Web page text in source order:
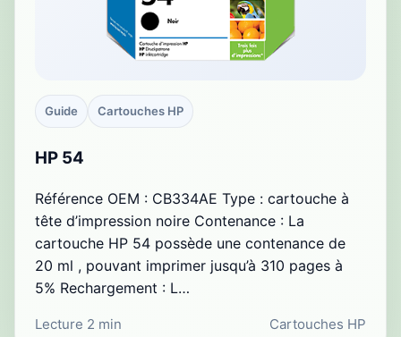
Guide Cartouches HP
HP 54
Référence OEM : CB334AE Type : cartouche à
tête d’impression noire Contenance : La
cartouche HP 54 possède une contenance de
20 ml , pouvant imprimer jusqu’à 310 pages à
5% Rechargement : L…
Lecture 2 min Cartouches HP